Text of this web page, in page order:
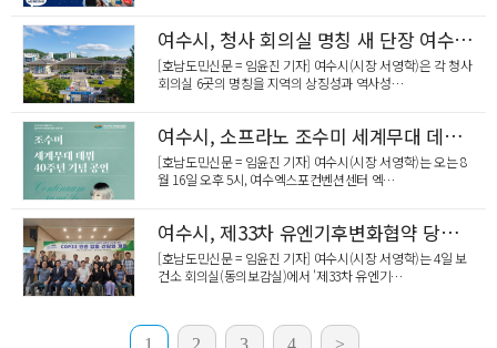
여수시, 청사 회의실 명칭 새 단장 여수의 정체성 담았다
[호남도민신문 = 임윤진 기자] 여수시(시장 서영학)은 각 청사
회의실 6곳의 명칭을 지역의 상징성과 역사성…
여수시, 소프라노 조수미 세계무대 데뷔 40주년 기념공연 개최
[호남도민신문 = 임윤진 기자] 여수시(시장 서영학)는 오는 8
월 16일 오후 5시, 여수엑스포컨벤션센터 엑…
여수시, 제33차 유엔기후변화협약 당사국총회 남해안 남중권 유치위한 민관합동 간담회 개최
[호남도민신문 = 임윤진 기자] 여수시(시장 서영학)는 4일 보
건소 회의실(동의보감실)에서 '제33차 유엔기…
1 2 3 4 >